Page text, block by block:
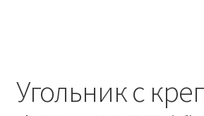
Контакты
Угольник с